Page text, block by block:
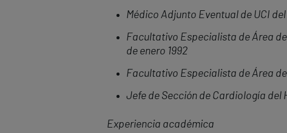
Médico Adjunto Eventual de UCI
Facultativo Especialista de Área
de enero 1992
Facultativo Especialista de Área
Jefe de Sección de Cardiología del
Experiencia académica